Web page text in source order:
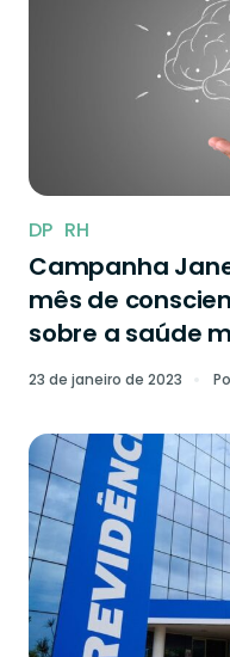
DP RH
Campanha
mês de
sobre a saúde
23 de janeiro de 2023